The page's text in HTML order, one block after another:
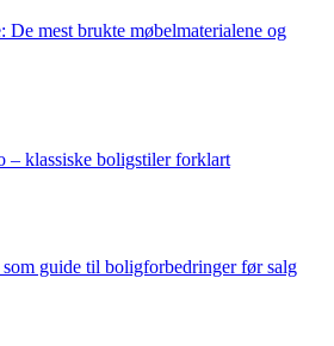
De mest brukte møbelmaterialene og
– klassiske boligstiler forklart
guide til boligforbedringer før salg